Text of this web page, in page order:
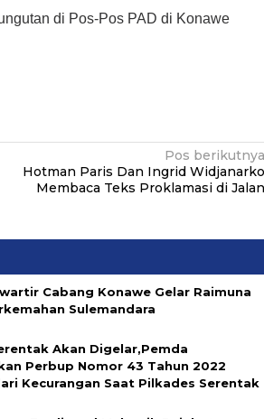
di Pos-Pos PAD di Konawe
Pos berikutnya
Hotman Paris Dan Ingrid Widjanarko
Membaca Teks Proklamasi di Jalan
Cabang Konawe Gelar Raimuna
Sulemandara
Akan Digelar,Pemda
Perbup Nomor 43 Tahun 2022
Kecurangan Saat Pilkades Serentak